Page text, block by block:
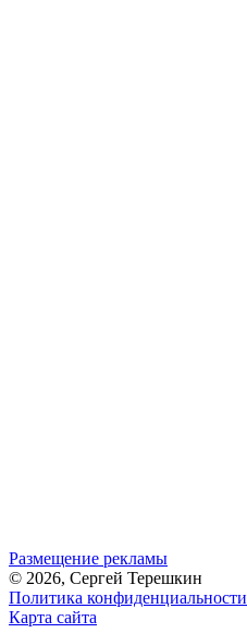
Размещение рекламы
© 2026, Сергей Терешкин
Политика конфиденциальности
Карта сайта